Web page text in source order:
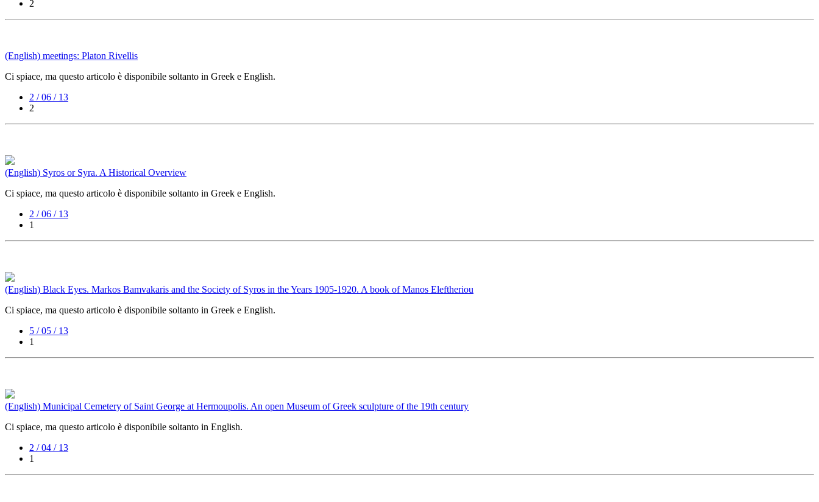
2
(English) meetings: Platon Rivellis
Ci spiace, ma questo articolo è disponibile soltanto in Greek e English.
2 / 06 / 13
2
(English) Syros or Syra. A Historical Overview
Ci spiace, ma questo articolo è disponibile soltanto in Greek e English.
2 / 06 / 13
1
(English) Black Eyes. Markos Bamvakaris and the Society of Syros in the Years 1905-1920. A book of Manos Eleftheriou
Ci spiace, ma questo articolo è disponibile soltanto in Greek e English.
5 / 05 / 13
1
(English) Municipal Cemetery of Saint George at Hermoupolis. An open Museum of Greek sculpture of the 19th century
Ci spiace, ma questo articolo è disponibile soltanto in English.
2 / 04 / 13
1